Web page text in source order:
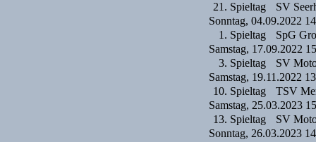
21. Spieltag
SV
Sonntag, 04.09.2022
1. Spieltag
SpG
Samstag, 17.09.2022
3. Spieltag
SV
Samstag, 19.11.2022
10. Spieltag
TSV
Samstag, 25.03.2023
13. Spieltag
SV
Sonntag, 26.03.2023